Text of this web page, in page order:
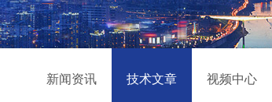
新闻资讯 技术文章 视频中心